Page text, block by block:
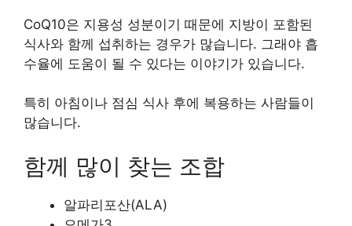
CoQ10은 지용성 성분이기 때문에 지방이 포함된
식사와 함께 섭취하는 경우가 많습니다. 그래야 흡
수율에 도움이 될 수 있다는 이야기가 있습니다.
특히 아침이나 점심 식사 후에 복용하는 사람들이
많습니다.
함께 많이 찾는 조합
알파리포산(ALA)